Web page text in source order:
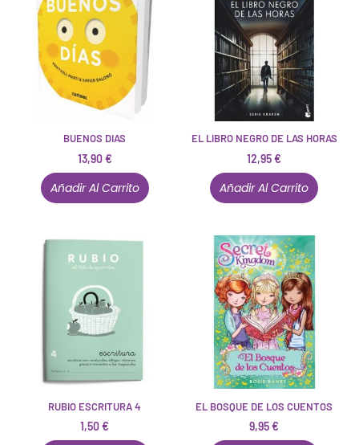
BUENOS DIAS
13,90€
Añadir Al Carrito
EL LIBRO NEGRO DE LAS HORAS
12,95€
Añadir Al Carrito
RUBIO ESCRITURA 4
1,50€
EL BOSQUE DE LOS CUENTOS
9,95€